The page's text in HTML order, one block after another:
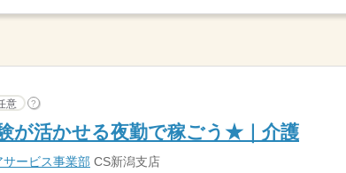
意 ?
が活かせる夜勤で稼ごう★｜介護
ービス事業部 CS新潟支店